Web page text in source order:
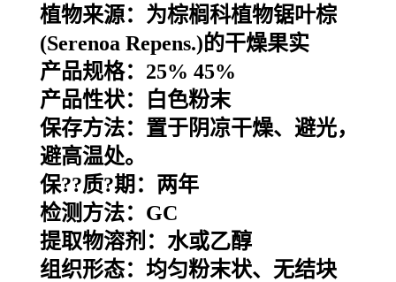
植物来源： 为棕榈科植物锯叶棕
(Serenoa Repens.)的干燥果实
产品规格：25% 45%
产品性状：白色粉末
保存方法：置于阴凉干燥、避光，
避高温处。
保??质?期：两年
检测方法：GC
提取物溶剂：水或乙醇
组织形态：均匀粉末状、无结块